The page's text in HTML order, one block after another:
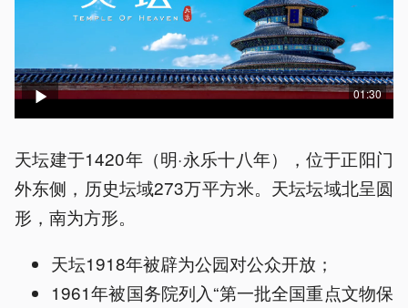
01:30
天坛建于1420年（明·永乐十八年），位于正阳门
外东侧，历史坛域273万平方米。天坛坛域北呈圆
形，南为方形。
天坛1918年被辟为公园对公众开放；
1961年被国务院列入“第一批全国重点文物保